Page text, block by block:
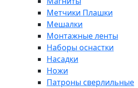
Метчики Плашки
Мешалки
Монтажные ленты
Наборы оснастки
Насадки
Ножи
Патроны сверлильные